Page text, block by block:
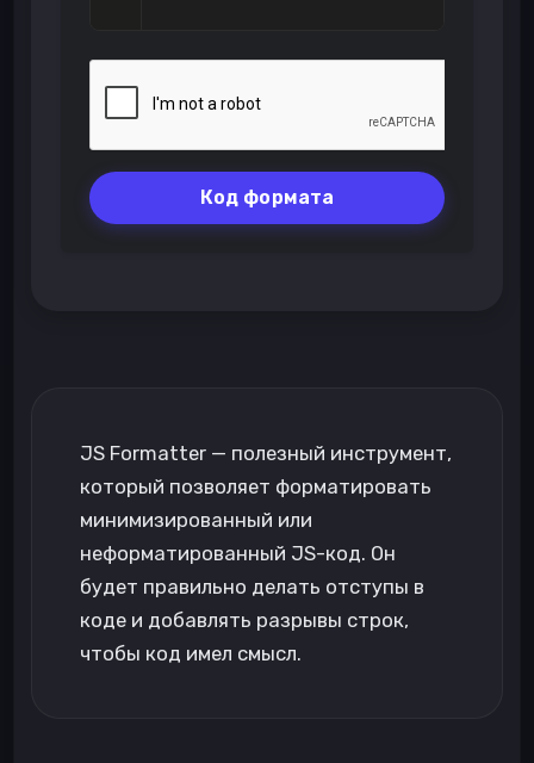
Код формата
JS Formatter — полезный инструмент,
который позволяет форматировать
минимизированный или
неформатированный JS-код. Он
будет правильно делать отступы в
коде и добавлять разрывы строк,
чтобы код имел смысл.